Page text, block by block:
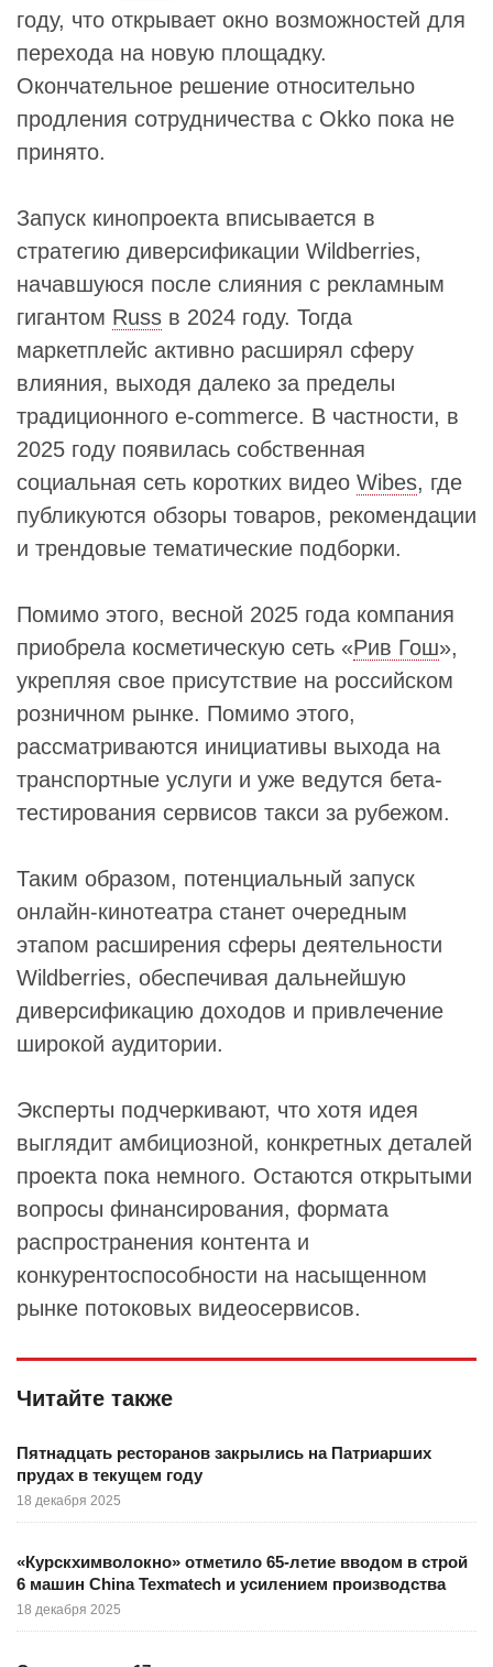
году, что открывает окно возможностей для
перехода на новую площадку.
Окончательное решение относительно
продления сотрудничества с Okko пока не
принято.
Запуск кинопроекта вписывается в
стратегию диверсификации Wildberries,
начавшуюся после слияния с рекламным
гигантом Russ в 2024 году. Тогда
маркетплейс активно расширял сферу
влияния, выходя далеко за пределы
традиционного e-commerce. В частности, в
2025 году появилась собственная
социальная сеть коротких видео Wibes, где
публикуются обзоры товаров, рекомендации
и трендовые тематические подборки.
Помимо этого, весной 2025 года компания
приобрела косметическую сеть «Рив Гош»,
укрепляя свое присутствие на российском
розничном рынке. Помимо этого,
рассматриваются инициативы выхода на
транспортные услуги и уже ведутся бета-
тестирования сервисов такси за рубежом.
Таким образом, потенциальный запуск
онлайн-кинотеатра станет очередным
этапом расширения сферы деятельности
Wildberries, обеспечивая дальнейшую
диверсификацию доходов и привлечение
широкой аудитории.
Эксперты подчеркивают, что хотя идея
выглядит амбициозной, конкретных деталей
проекта пока немного. Остаются открытыми
вопросы финансирования, формата
распространения контента и
конкурентоспособности на насыщенном
рынке потоковых видеосервисов.
Читайте также
Пятнадцать ресторанов закрылись на Патриарших
прудах в текущем году
18 декабря 2025
«Курскхимволокно» отметило 65-летие вводом в строй
6 машин China Texmatech и усилением производства
18 декабря 2025